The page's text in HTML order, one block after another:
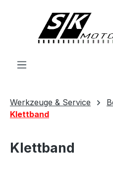
Werkzeuge & Service
Klettband
Klettband